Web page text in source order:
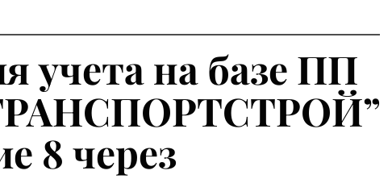
учета на базе ПП
8 через